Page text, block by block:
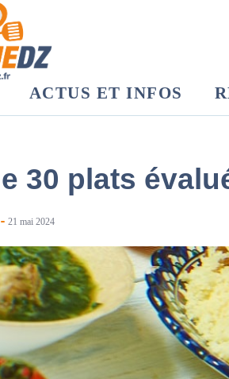
ACTUS ET INFOS
30 plats
21 mai 2024